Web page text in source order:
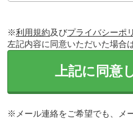
※利用規約及びプライバシーポ
左記内容に同意いただいた場合
上記に同意
※メール連絡をご希望でも、メ